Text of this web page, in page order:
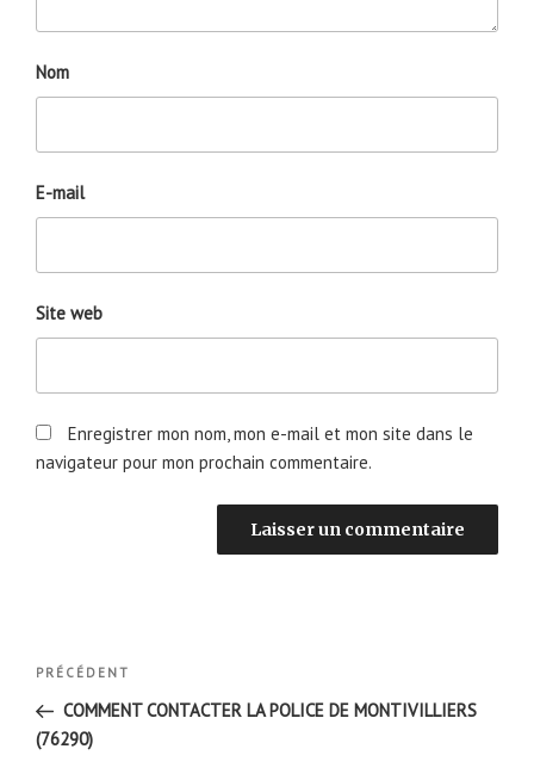
Nom
E-mail
Site web
Enregistrer mon nom, mon e-mail et mon site dans le
navigateur pour mon prochain commentaire.
Navigation
l’article
Article
précédent
PRÉCÉDENT
COMMENT CONTACTER LA POLICE DE MONTIVILLIERS
(76290)